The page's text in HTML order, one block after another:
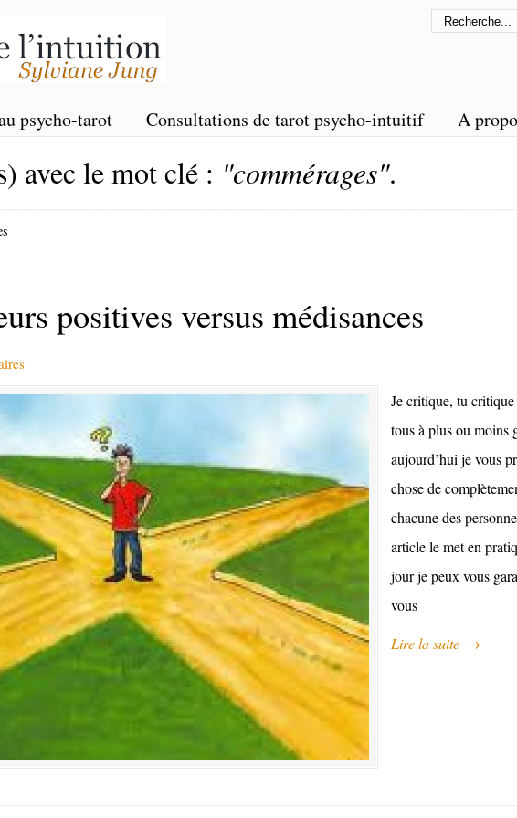
psycho-tarot Consultations de tarot psycho-intuitif A
avec le mot clé : "commérages".
positives versus médisances
Je critique, tu
tous à plus ou moins
aujourd’hui je vous
chose de
chacune des
article le met en
jour je peux vous
vous
Lire la suite →